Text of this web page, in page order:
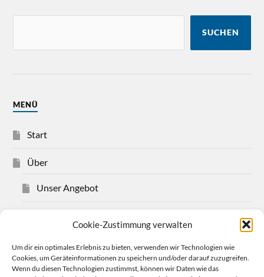
Cookie-Zustimmung verwalten
Um dir ein optimales Erlebnis zu bieten, verwenden wir Technologien wie
Cookies, um Geräteinformationen zu speichern und/oder darauf zuzugreifen.
Wenn du diesen Technologien zustimmst, können wir Daten wie das
SUCHEN
MENÜ
Start
Über
Unser Angebot
Impressum
Datenschutzerklärung